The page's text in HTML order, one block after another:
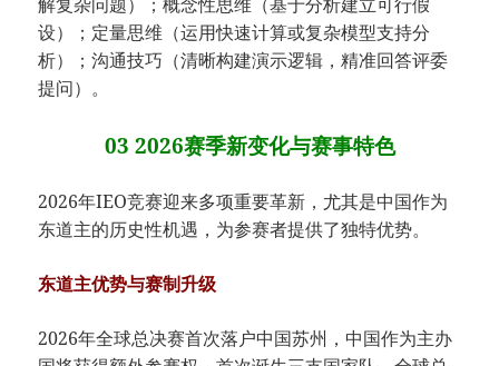
设）；定量思维（运用快速计算或复杂模型支持分
析）；沟通技巧（清晰构建演示逻辑，精准回答评委
提问）。
03 2026赛季新变化与赛事特色
2026年IEO竞赛迎来多项重要革新，尤其是中国作为
东道主的历史性机遇，为参赛者提供了独特优势。
东道主优势与赛制升级
2026年全球总决赛首次落户中国苏州，中国作为主办